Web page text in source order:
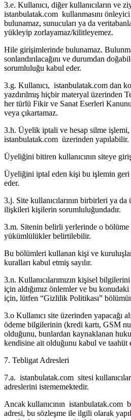
3.e. Kullanıcı, diğer kullanıcıların ve
istanbulatak.com kullanmasını önleyici
bulunamaz, sunucuları ya da
yükleyip zorlayamaz/kilitleyemez.
Hile girişimlerinde bulunamaz.
sonlandırılacağını ve durumdan
sorumluluğu kabul eder.
3.g. Kullanıcı, istanbulatak.com dan
yazdırılmış hiçbir materyal üzerinden
her türlü Fikir ve Sanat Eserleri Kanunu
veya çıkartamaz.
3.h. Üyelik iptali ve hesap silme işlemi,
istanbulatak.com üzerinden yapılabilir.
Üyeliğini bitiren kullanıcının siteye
Üyeliğini iptal eden kişi bu işlemin geri
eder.
3.j. Site kullanıcılarının birbirleri ya da
ilişkileri kişilerin sorumluluğundadır.
3.m. Sitenin belirli yerlerinde o bölüme
yükümlülükler belirtilebilir.
Bu bölümleri kullanan kişi ve
kuralları kabul etmiş sayılır.
3.n. Kullanıcılarımızın kişisel
için aldığımız önlemler ve bu
için, lütfen “Gizlilik Politikası”
3.o Kullanıcı site üzerinden yapacağı
ödeme bilgilerinin (kredi kartı, GSM
olduğunu, bunlardan kaynaklanan
kendisine ait olduğunu kabul ve taahüt
7. Tebligat Adresleri
7.a. istanbulatak.com sitesi
adreslerini istememektedir.
Ancak kullanıcının istanbulatak.com
adresi, bu sözleşme ile ilgili olarak